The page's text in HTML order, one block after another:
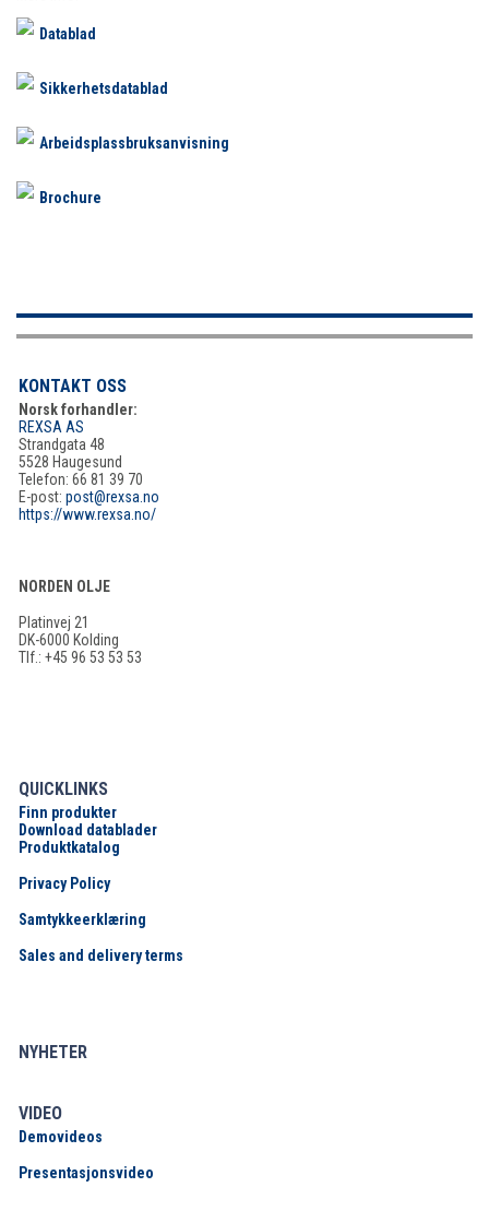
Datablad
Sikkerhetsdatablad
Arbeidsplassbruksanvisning
Brochure
KONTAKT OSS
Norsk forhandler:
REXSA AS
Strandgata 48
5528 Haugesund
Telefon: 66 81 39 70
E-post: post@rexsa.no
https://www.rexsa.no/
NORDEN OLJE
Platinvej 21
DK-6000 Kolding
Tlf.: +45 96 53 53 53
QUICKLINKS
Finn produkter
Download datablader
Produktkatalog
Privacy Policy
Samtykkeerklæring
Sales and delivery terms
NYHETER
VIDEO
Demovideos
Presentasjonsvideo